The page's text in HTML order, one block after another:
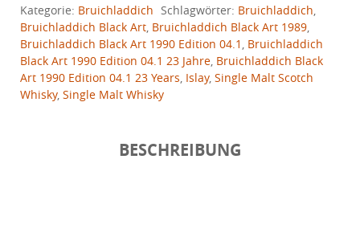
Kategorie: Bruichladdich Schlagwörter: Bruichladdich,
Bruichladdich Black Art, Bruichladdich Black Art 1989,
Bruichladdich Black Art 1990 Edition 04.1 , Bruichladdich
Black Art 1990 Edition 04.1 23 Jahre, Bruichladdich Black
Art 1990 Edition 04.1 23 Years, Islay, Single Malt Scotch
Whisky, Single Malt Whisky
BESCHREIBUNG